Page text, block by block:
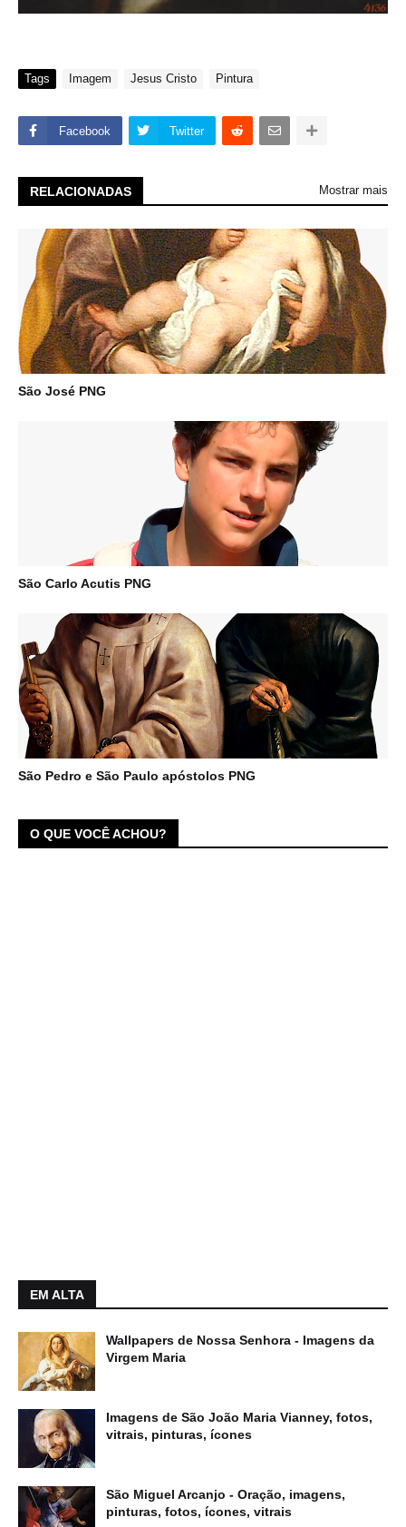
Tags Imagem Jesus Cristo Pintura
Facebook Twitter
RELACIONADAS Mostrar mais
São José PNG
São Carlo Acutis PNG
São Pedro e São Paulo apóstolos PNG
O QUE VOCÊ ACHOU?
EM ALTA
Wallpapers de Nossa Senhora - Imagens da
Virgem Maria
Imagens de São João Maria Vianney, fotos,
vitrais, pinturas, ícones
São Miguel Arcanjo - Oração, imagens,
pinturas, fotos, ícones, vitrais